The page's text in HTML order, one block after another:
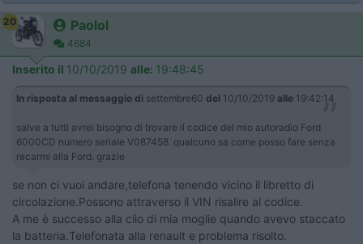
20 Paolol
4684
Inserito il 10/10/2019 alle: 19:48:45
In risposta al messaggio di settembre60 del 10/10/2019 alle 19:42:14
salve a tutti avrei bisogno di trovare il codice del mio autoradio Ford
6000CD numero seriale V087458. qualcuno sa come posso fare senza
recarmi alla Ford. grazie
se non ci vuoi andare,telefona tenendo vicino il libretto di
circolazione.Possono attraverso il VIN risalire al codice.
A me è successo alla clio di mia moglie quando avevo staccato
la batteria.Telefonata alla renault e problema risolto.